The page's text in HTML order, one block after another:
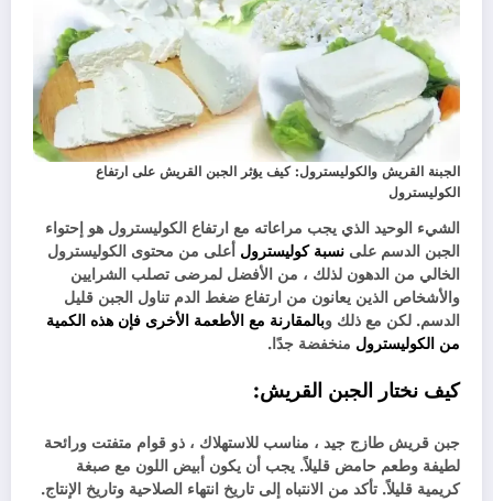
الجبنة القريش والكوليسترول: كيف يؤثر الجبن القريش على ارتفاع
الكوليسترول
الشيء الوحيد الذي يجب مراعاته مع ارتفاع الكوليسترول هو إحتواء
الجبن الدسم على نسبة كوليسترول أعلى من محتوى الكوليسترول
الخالي من الدهون لذلك ، من الأفضل لمرضى تصلب الشرايين
والأشخاص الذين يعانون من ارتفاع ضغط الدم تناول الجبن قليل
الدسم. لكن مع ذلك وبالمقارنة مع الأطعمة الأخرى فإن هذه الكمية
من الكوليسترول منخفضة جدًا.
كيف نختار الجبن القريش:
جبن قريش طازج جيد ، مناسب للاستهلاك ، ذو قوام متفتت ورائحة
لطيفة وطعم حامض قليلاً. يجب أن يكون أبيض اللون مع صبغة
كريمية قليلاً. تأكد من الانتباه إلى تاريخ انتهاء الصلاحية وتاريخ الإنتاج.